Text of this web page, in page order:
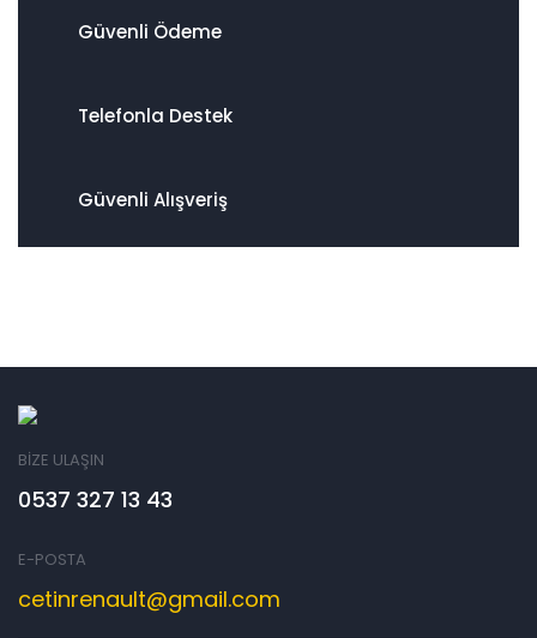
Güvenli Ödeme
Telefonla Destek
Güvenli Alışveriş
BİZE ULAŞIN
0537 327 13 43
E-POSTA
cetinrenault@gmail.com